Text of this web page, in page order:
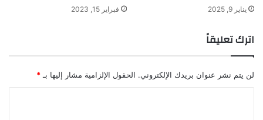
يناير 9, 2025 فبراير 15, 2023
اترك تعليقاً
لن يتم نشر عنوان بريدك الإلكتروني. الحقول الإلزامية مشار إليها بـ *